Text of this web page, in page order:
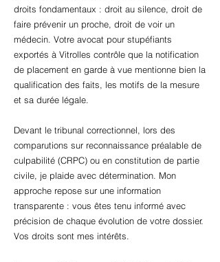
droits fondamentaux : droit au silence, droit de
faire prévenir un proche, droit de voir un
médecin. Votre avocat pour stupéfiants
exportés à Vitrolles contrôle que la notification
de placement en garde à vue mentionne bien la
qualification des faits, les motifs de la mesure
et sa durée légale.
Devant le tribunal correctionnel, lors des
comparutions sur reconnaissance préalable de
culpabilité (CRPC) ou en constitution de partie
civile, je plaide avec détermination. Mon
approche repose sur une information
transparente : vous êtes tenu informé avec
précision de chaque évolution de votre dossier.
Vos droits sont mes intérêts.